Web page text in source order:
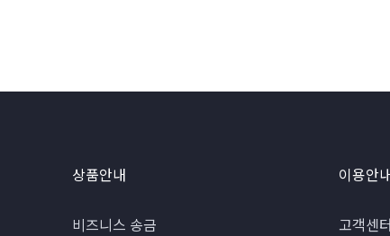
상품안내
비즈니스 송금
이용안
고객센터